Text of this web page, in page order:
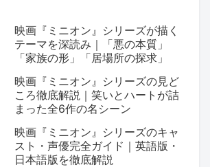
映画『ミニオン』シリーズが描く
テーマを深読み｜「悪の本質」
「家族の形」「居場所の探求」
映画『ミニオン』シリーズの見ど
ころ徹底解説｜笑いとハートが詰
まった全6作の名シーン
映画『ミニオン』シリーズのキャ
スト・声優完全ガイド｜英語版・
日本語版を徹底解説